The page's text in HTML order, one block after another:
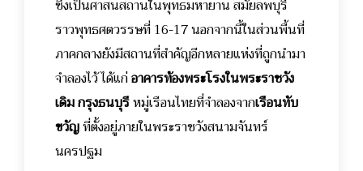
ซึ่งเป็นศาสนสถานในพุทธมหายาน สมัยลพบุรี
ราวพุทธศตวรรษที่ 16-17นอกจากนี้ในส่วนพื้นที่
ภาคกลางยังมีสถานที่สำคัญอีกหลายแห่งที่ถูกนำมา
จำลองไว้ ได้แก่อาคารท้องพระโรงในพระราชวัง
เดิม กรุงธนบุรีหมู่เรือนไทยที่จำลองจากเรือนทับ
ขวัญที่ตั้งอยู่ภายในพระราชวังสนามจันทร์
นครปฐม